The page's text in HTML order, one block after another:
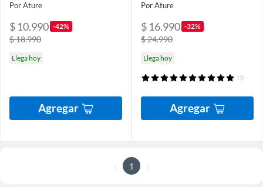
Por Ature
$ 10.990 -42%
$ 18.990
Llega hoy
Agregar
Por Ature
$ 16.990 -32%
$ 24.990
Llega hoy
(1)
Agregar
1